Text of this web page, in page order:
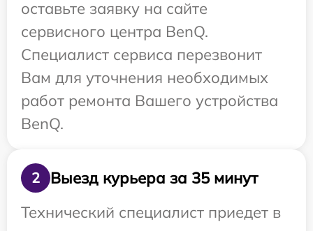
оставьте заявку на сайте
сервисного центра BenQ.
Специалист сервиса перезвонит
Вам для уточнения необходимых
работ ремонта Вашего устройства
BenQ.
2
Выезд курьера за 35 минут
Технический специалист приедет в